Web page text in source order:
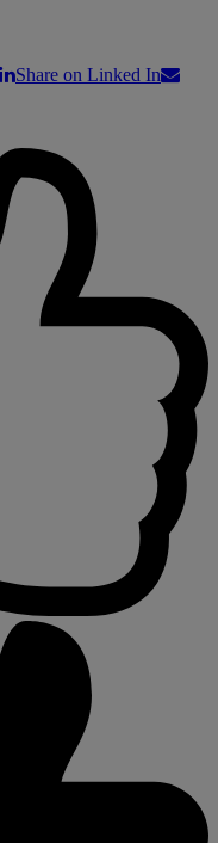
Share on Linked In